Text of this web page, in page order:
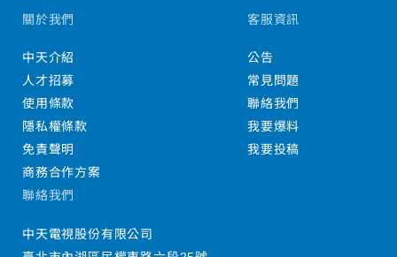
關於我們
中天介紹
人才招募
使用條款
隱私權條款
免責聲明
商務合作方案
客服資訊
公告
常見問題
聯絡我們
我要爆料
我要投稿
聯絡我們
中天電視股份有限公司